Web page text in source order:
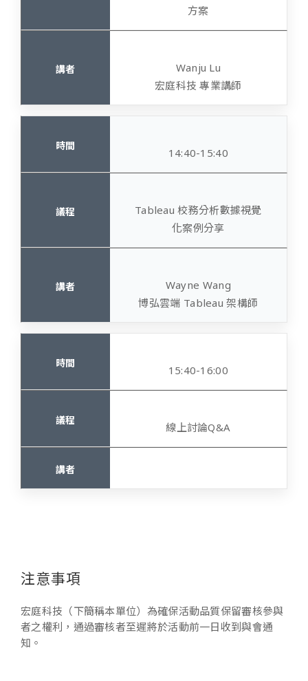
方案
Wanju Lu
宏庭科技 專業講師
14:40-15:40
Tableau 校務分析數據視覺
化案例分享
Wayne Wang
博弘雲端 Tableau 架構師
15:40-16:00
線上討論Q&A
注意事項
宏庭科技（下簡稱本單位）為確保活動品質保留審核參與
者之權利，通過審核者至遲將於活動前一日收到與會通
知。